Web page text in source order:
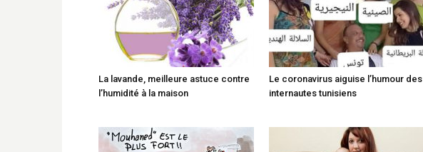
La lavande, meilleure astuce contre
l’humidité à la maison
Le coronavirus aiguise l’humour des
internautes tunisiens